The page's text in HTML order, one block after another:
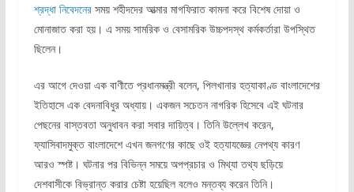
শ্রদ্ধা নিবেদনের সময় শহীদদের আত্মার মাগফিরাত কামনা করে বিশেষ দোয়া ও
মোনাজাত করা হয়। এ সময় সামরিক ও বেসামরিক উচ্চপদস্থ কর্মকর্তারা উপস্থিত
ছিলেন।
এর আগে দেওয়া এক বাণীতে প্রধানমন্ত্রী বলেন, পিলখানার হত্যাকাণ্ড বাংলাদেশের
ইতিহাসে এক বেদনাবিধুর অধ্যায়। একজন সচেতন নাগরিক হিসেবে এই ঘটনার
পেছনের বাস্তবতা অনুধাবন করা সবার দায়িত্ব। তিনি উল্লেখ করেন,
ফ্যাসিবাদমুক্ত বাংলাদেশে এখন জনগণের কাছে ওই হত্যাযজ্ঞের নেপথ্য কারণ
আরও স্পষ্ট। ঘটনার পর বিভিন্ন সময়ে অপপ্রচার ও মিথ্যা তথ্য ছড়িয়ে
দেশবাসীকে বিভ্রান্ত করার চেষ্টা হয়েছিল বলেও মন্তব্য করেন তিনি।